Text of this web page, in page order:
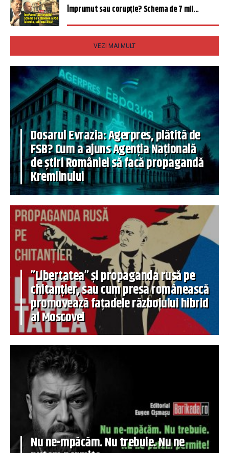
Împrumut sau corupție? Schema de 7 mil...
VEZI MAI MULT
Dosarul Evrazia: Agerpres, plătită de
FSB? Cum a ajuns Agenția Națională
de știri României să facă propagandă
Kremlinului
”Libertatea” și propaganda rusă pe
chitanțier, sau cum presa românească
promovează fațadele războiului hibrid
al Moscovei
Nu ne-mpăcăm. Nu trebuie. Nu ne